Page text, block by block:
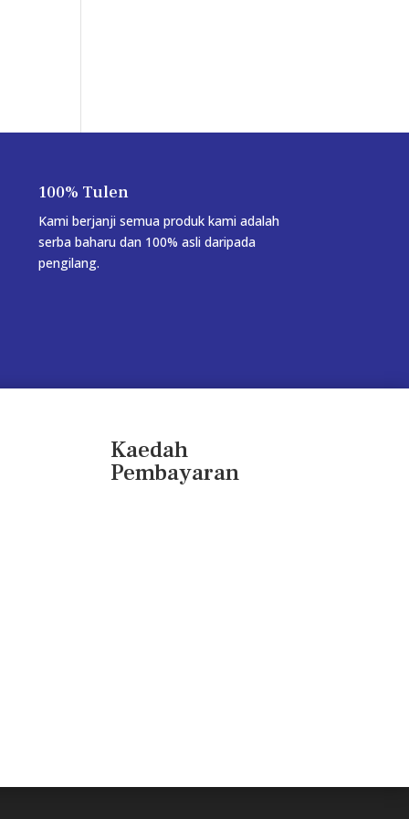
100% Tulen
Kami berjanji semua produk kami adalah
serba baharu dan 100% asli daripada
pengilang.
Kaedah
Pembayaran